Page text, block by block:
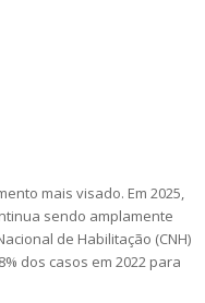
mais visado. Em 2025,
sendo amplamente
de Habilitação (CNH)
dos casos em 2022 para